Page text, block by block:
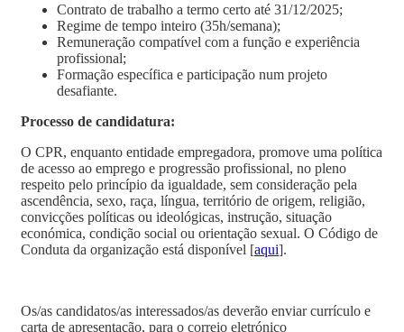
Contrato de trabalho a termo certo até 31/12/2025;
Regime de tempo inteiro (35h/semana);
Remuneração compatível com a função e experiência
profissional;
Formação específica e participação num projeto
desafiante.
Processo de candidatura:
O CPR, enquanto entidade empregadora, promove uma política
de acesso ao emprego e progressão profissional, no pleno
respeito pelo princípio da igualdade, sem consideração pela
ascendência, sexo, raça, língua, território de origem, religião,
convicções políticas ou ideológicas, instrução, situação
económica, condição social ou orientação sexual. O Código de
Conduta da organização está disponível [aqui].
Os/as candidatos/as interessados/as deverão enviar currículo e
carta de apresentação, para o correio eletrónico